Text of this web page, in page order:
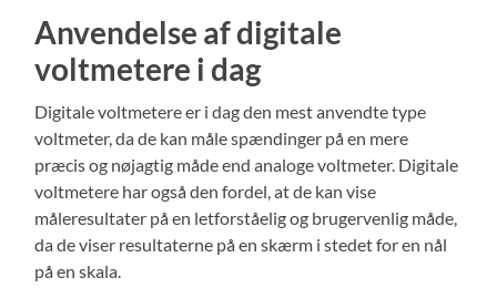
Anvendelse af digitale
voltmetere i dag
Digitale voltmetere er i dag den mest anvendte type
voltmeter, da de kan måle spændinger på en mere
præcis og nøjagtig måde end analoge voltmeter. Digitale
voltmetere har også den fordel, at de kan vise
måleresultater på en letforståelig og brugervenlig måde,
da de viser resultaterne på en skærm i stedet for en nål
på en skala.